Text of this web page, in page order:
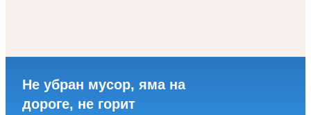
Не убран мусор, яма на
дороге, не горит